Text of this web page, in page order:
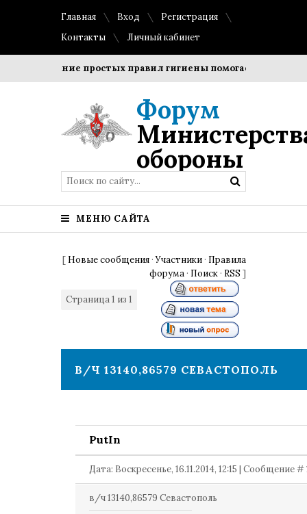
Главная Вход
Регистрация
Контакты
Личный кабинет
Соблюдение простых правил гигиены помогает сохранить
Форум
обороны
МЕНЮ САЙТА
[ Новые сообщения ·Участники · Правила
форума · Поиск · RSS ]
Страница1 из 1
В/Ч 13140,86579 СЕВАСТОПОЛЬ
PutIn
Дата: Воскресенье, 16.11.2014, 12:15 | Сообщение #
в/ч 13140,86579 Севастополь